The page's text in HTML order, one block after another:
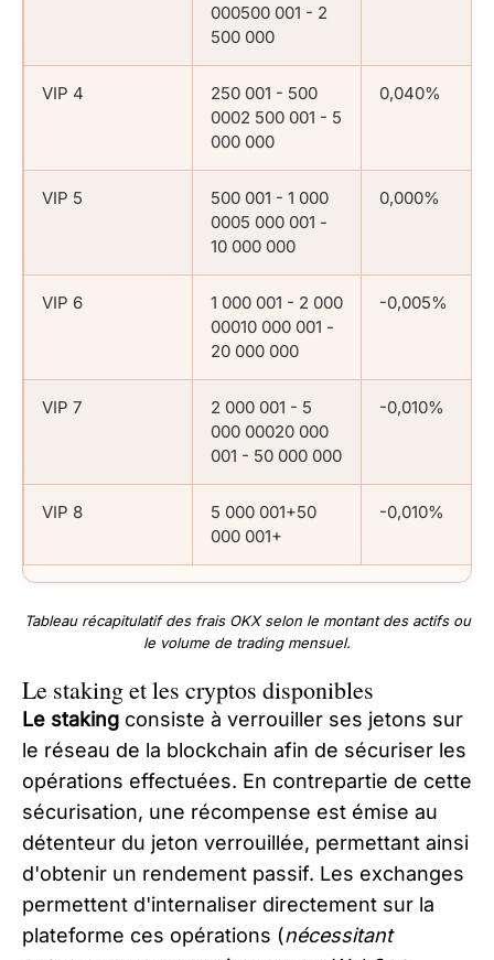
000500 001 - 2
500 000
VIP 4
250 001 - 500
0002 500 001 - 5
000 000
0,040%
VIP 5
500 001 - 1 000
0005 000 001 -
10 000 000
0,000%
VIP 6
1 000 001 - 2 000
00010 000 001 -
20 000 000
-0,005%
VIP 7
2 000 001 - 5
000 00020 000
001 - 50 000 000
-0,010%
VIP 8
5 000 001+50
000 001+
-0,010%
Tableau récapitulatif des frais OKX selon le montant des actifs ou
le volume de trading mensuel.
Le staking et les cryptos disponibles
Le staking consiste à verrouiller ses jetons sur
le réseau de la blockchain afin de sécuriser les
opérations effectuées. En contrepartie de cette
sécurisation, une récompense est émise au
détenteur du jeton verrouillée, permettant ainsi
d'obtenir un rendement passif. Les exchanges
permettent d'internaliser directement sur la
plateforme ces opérations (nécessitant